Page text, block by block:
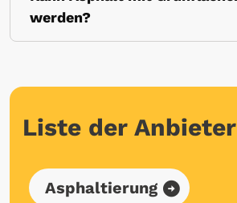
werden?
Liste der Anbieter
Asphaltierung